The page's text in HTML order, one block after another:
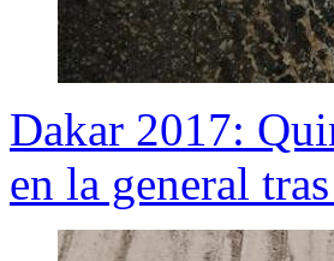
Dakar 2017:
en la general